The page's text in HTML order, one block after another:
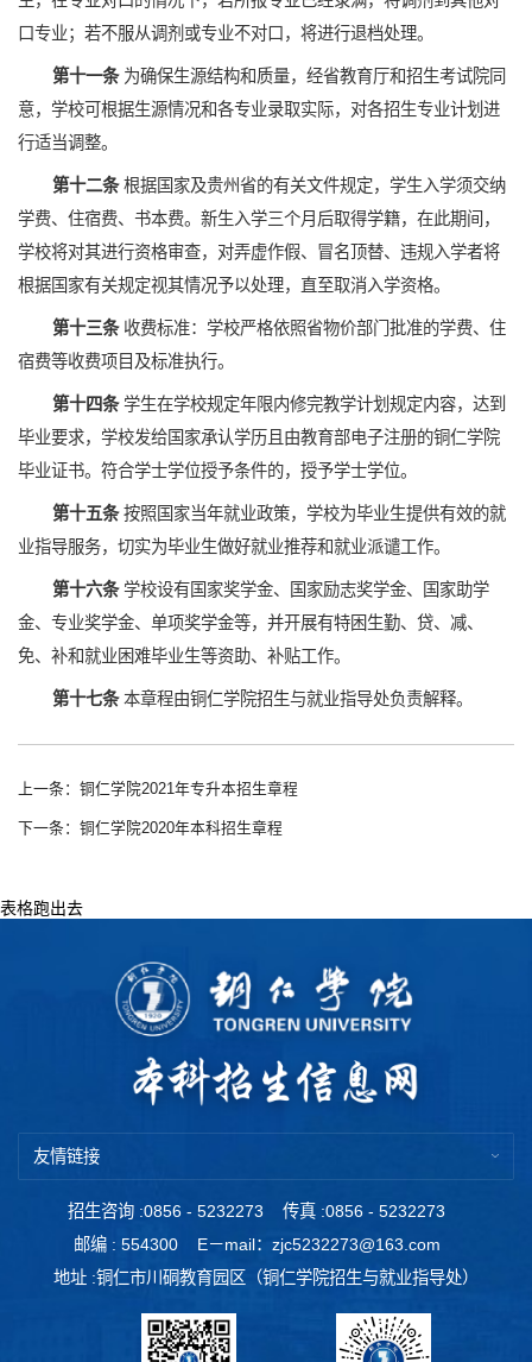
口专业；若不服从调剂或专业不对口，将进行退档处理。
第十一条为确保生源结构和质量，经省教育厅和招生考试院同
意，学校可根据生源情况和各专业录取实际，对各招生专业计划进
行适当调整。
第十二条根据国家及贵州省的有关文件规定，学生入学须交纳
学费、住宿费、书本费。新生入学三个月后取得学籍，在此期间，
学校将对其进行资格审查，对弄虚作假、冒名顶替、违规入学者将
根据国家有关规定视其情况予以处理，直至取消入学资格。
第十三条收费标准：学校严格依照省物价部门批准的学费、住
宿费等收费项目及标准执行。
第十四条学生在学校规定年限内修完教学计划规定内容，达到
毕业要求，学校发给国家承认学历且由教育部电子注册的铜仁学院
毕业证书。符合学士学位授予条件的，授予学士学位。
第十五条按照国家当年就业政策，学校为毕业生提供有效的就
业指导服务，切实为毕业生做好就业推荐和就业派谴工作。
第十六条学校设有国家奖学金、国家励志奖学金、国家助学
金、专业奖学金、单项奖学金等，并开展有特困生勤、贷、减、
免、补和就业困难毕业生等资助、补贴工作。
第十七条本章程由铜仁学院招生与就业指导处负责解释。
上一条：铜仁学院2021年专升本招生章程
下一条：铜仁学院2020年本科招生章程
友情链接
招生咨询 :0856 - 5232273
传真 :0856 - 5232273
邮编 : 554300
E－mail：zjc5232273@163.com
地址 :铜仁市川硐教育园区（铜仁学院招生与就业指导处）
表格跑出去